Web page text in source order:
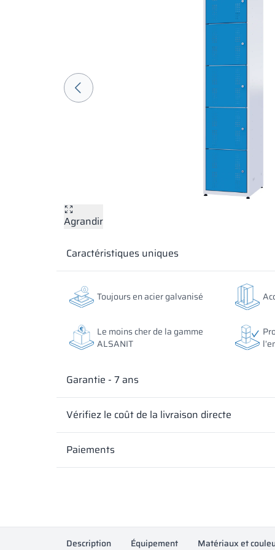
Agrandir
Caractéristiques uniques
Toujours en acier galvanisé
Le moins cher de la gamme
ALSANIT
Garantie - 7 ans
Vérifiez le coût de la livraison directe
Paiements
Description Équipement Matériaux et
Les couleurs des matériaux selon la désignation
uniquement, les décors affichés peuvent différer des
réglages de l’écran.
Les couleurs des matériaux selon la désignation
uniquement, les décors affichés peuvent différer des
réglages de l’écran.